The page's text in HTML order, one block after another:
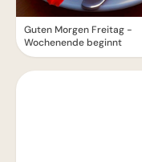
Guten Morgen Freitag -
Wochenende beginnt